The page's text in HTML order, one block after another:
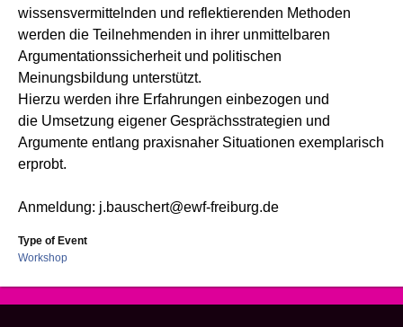
wissensvermittelnden und reflektierenden Methoden
werden die Teilnehmenden in ihrer unmittelbaren
Argumentationssicherheit und politischen
Meinungsbildung unterstützt.
Hierzu werden ihre Erfahrungen einbezogen und
die Umsetzung eigener Gesprächsstrategien und
Argumente entlang praxisnaher Situationen exemplarisch
erprobt.
Anmeldung: j.bauschert@ewf-freiburg.de
Type of Event
Workshop